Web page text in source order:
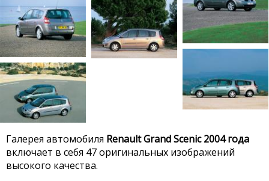
Галерея автомобиля Renault Grand Scenic 2004 года
включает в себя 47 оригинальных изображений
высокого качества.